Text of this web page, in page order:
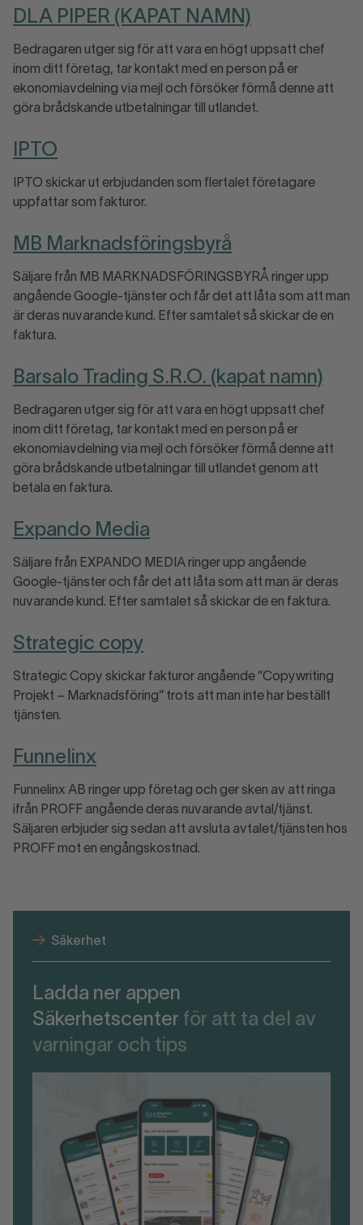
DLA PIPER (KAPAT NAMN)
Bedragaren utger sig för att vara en högt uppsatt chef
inom ditt företag, tar kontakt med en person på er
ekonomiavdelning via mejl och försöker förmå denne att
göra brådskande utbetalningar till utlandet.
IPTO
IPTO skickar ut erbjudanden som flertalet företagare
uppfattar som fakturor.
MB Marknadsföringsbyrå
Säljare från MB MARKNADSFÖRINGSBYRÅ ringer upp
angående Google-tjänster och får det att låta som att man
är deras nuvarande kund. Efter samtalet så skickar de en
faktura.
Barsalo Trading S.R.O. (kapat namn)
Bedragaren utger sig för att vara en högt uppsatt chef
inom ditt företag, tar kontakt med en person på er
ekonomiavdelning via mejl och försöker förmå denne att
göra brådskande utbetalningar till utlandet genom att
betala en faktura.
Expando Media
Säljare från EXPANDO MEDIA ringer upp angående
Google-tjänster och får det att låta som att man är deras
nuvarande kund. Efter samtalet så skickar de en faktura.
Strategic copy
Strategic Copy skickar fakturor angående ”Copywriting
Projekt – Marknadsföring” trots att man inte har beställt
tjänsten.
Funnelinx
Funnelinx AB ringer upp företag och ger sken av att ringa
ifrån PROFF angående deras nuvarande avtal/tjänst.
Säljaren erbjuder sig sedan att avsluta avtalet/tjänsten hos
PROFF mot en engångskostnad.
Säkerhet
Ladda ner appen
Säkerhetscenter för att ta del av
varningar och tips